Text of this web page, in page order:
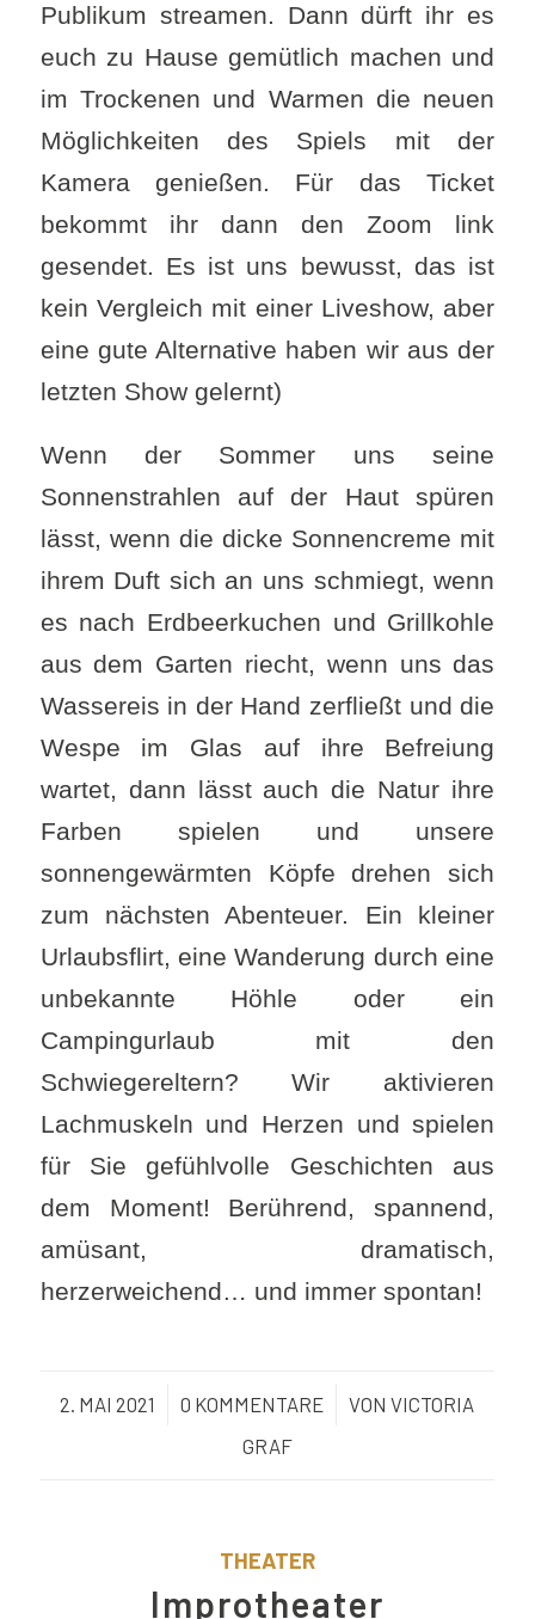
Publikum streamen. Dann dürft ihr es
euch zu Hause gemütlich machen und
im Trockenen und Warmen die neuen
Möglichkeiten des Spiels mit der
Kamera genießen. Für das Ticket
bekommt ihr dann den Zoom link
gesendet. Es ist uns bewusst, das ist
kein Vergleich mit einer Liveshow, aber
eine gute Alternative haben wir aus der
letzten Show gelernt)
Wenn der Sommer uns seine
Sonnenstrahlen auf der Haut spüren
lässt, wenn die dicke Sonnencreme mit
ihrem Duft sich an uns schmiegt, wenn
es nach Erdbeerkuchen und Grillkohle
aus dem Garten riecht, wenn uns das
Wassereis in der Hand zerfließt und die
Wespe im Glas auf ihre Befreiung
wartet, dann lässt auch die Natur ihre
Farben spielen und unsere
sonnengewärmten Köpfe drehen sich
zum nächsten Abenteuer. Ein kleiner
Urlaubsflirt, eine Wanderung durch eine
unbekannte Höhle oder ein
Campingurlaub mit den
Schwiegereltern? Wir aktivieren
Lachmuskeln und Herzen und spielen
für Sie gefühlvolle Geschichten aus
dem Moment! Berührend, spannend,
amüsant, dramatisch,
herzerweichend… und immer spontan!
2. MAI 2021
/ 0 KOMMENTARE
/ VONVICTORIA
GRAF
THEATER
Improtheater